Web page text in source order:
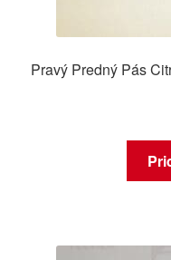
Pravý Predný Pás